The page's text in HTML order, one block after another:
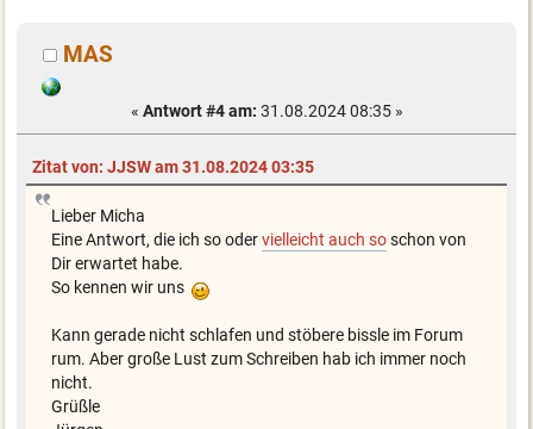
MAS
« Antwort #4 am: 31.08.2024 08:35 »
Zitat von: JJSW am 31.08.2024 03:35
Lieber Micha
Eine Antwort, die ich so odervielleicht auch soschon von
Dir erwartet habe.
So kennen wir uns
Kann gerade nicht schlafen und stöbere bissle im Forum
rum. Aber große Lust zum Schreiben hab ich immer noch
nicht.
Grüßle